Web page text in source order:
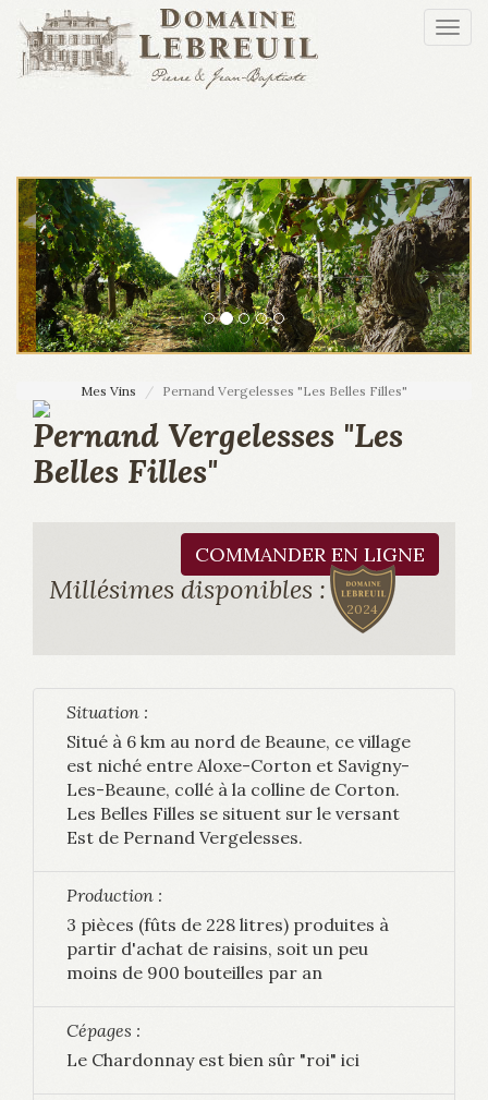
Aller au contenu principal
Mes Vins Pernand Vergelesses "Les Belles Filles"
Pernand Vergelesses "Les
Belles Filles"
COMMANDER EN LIGNE
Millésimes disponibles :
2024
Situation :
Situé à 6 km au nord de Beaune, ce village
est niché entre Aloxe-Corton et Savigny-
Les-Beaune, collé à la colline de Corton.
Les Belles Filles se situent sur le versant
Est de Pernand Vergelesses.
Production :
3 pièces (fûts de 228 litres) produites à
partir d'achat de raisins, soit un peu
moins de 900 bouteilles par an
Cépages :
Le Chardonnay est bien sûr "roi" ici